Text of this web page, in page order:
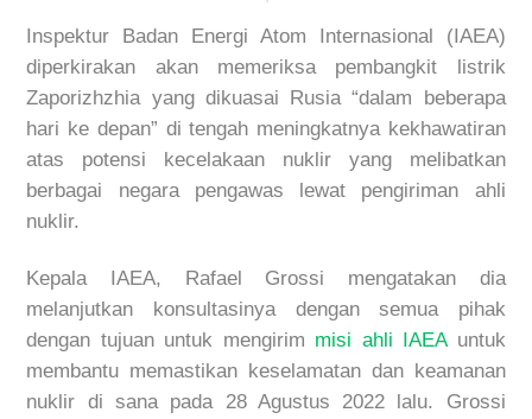
Inspektur Badan Energi Atom Internasional (IAEA)
diperkirakan akan memeriksa pembangkit listrik
Zaporizhzhia yang dikuasai Rusia “dalam beberapa
hari ke depan” di tengah meningkatnya kekhawatiran
atas potensi kecelakaan nuklir yang melibatkan
berbagai negara pengawas lewat pengiriman ahli
nuklir.
Kepala IAEA, Rafael Grossi mengatakan dia
melanjutkan konsultasinya dengan semua pihak
dengan tujuan untuk mengirim misi ahli IAEAuntuk
membantu memastikan keselamatan dan keamanan
nuklir di sana pada 28 Agustus 2022 lalu. Grossi